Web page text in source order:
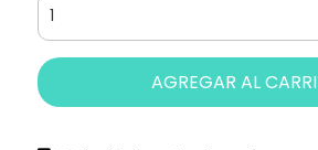
AGREGAR AL